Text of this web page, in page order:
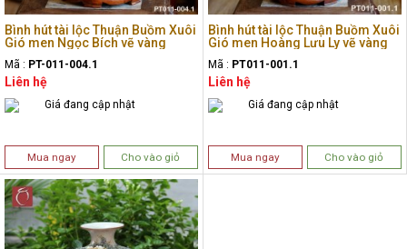
Bình hút tài lộc Thuận Buồm Xuôi
Gió men Ngọc Bích vẽ vàng
Mã : PT-011-004.1
Liên hệ
Giá đang cập nhật
Mua ngay Cho vào giỏ
Bình hút tài lộc Thuận Buồm Xuôi
Gió men Hoàng Lưu Ly vẽ vàng
Mã : PT011-001.1
Liên hệ
Giá đang cập nhật
Mua ngay Cho vào giỏ